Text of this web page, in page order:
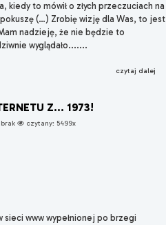
to mówił o złych przeczuciach na
(…) Zrobię wizję dla Was, to jest
nadzieję, że nie będzie to
wyglądało.......
czytaj dalej
Z... 1973!
czytany: 5499x
www wypełnionej po brzegi